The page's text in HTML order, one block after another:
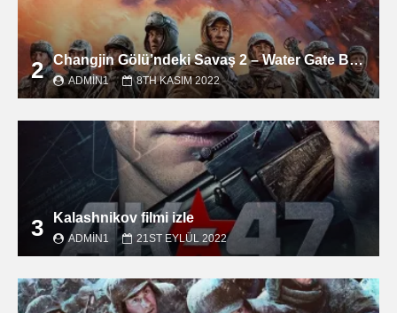
2 Changjin Gölü’ndeki Savaş 2 – Water Gate Bridge filmini izle
ADMIN1 8TH KASIM 2022
3 Kalashnikov filmi izle
ADMIN1 21ST EYLÜL 2022